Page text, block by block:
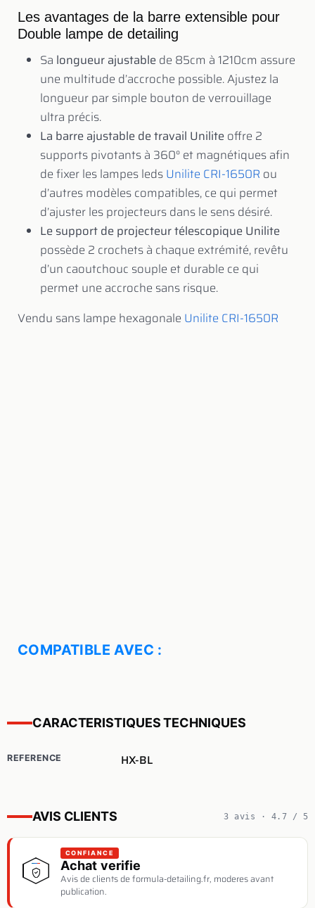
Les avantages de la barre extensible pour
Double lampe de detailing
Sa longueur ajustablede 85cm à 1210cm assure
une multitude d’accroche possible. Ajustez la
longueur par simple bouton de verrouillage
ultra précis.
La barre ajustable de travail Uniliteoffre 2
supports pivotants à 360° et magnétiques afin
de fixer les lampes ledsUnilite CRI-1650R ou
d’autres modèles compatibles, ce qui permet
d’ajuster les projecteurs dans le sens désiré.
Le support de projecteur télescopique Unilite
possède 2 crochets à chaque extrémité, revêtu
d’un caoutchouc souple et durable ce qui
permet une accroche sans risque.
Vendu sans lampe hexagonale Unilite CRI-1650R
COMPATIBLE AVEC :
CARACTERISTIQUES TECHNIQUES
REFERENCE HX-BL
AVIS CLIENTS 3 avis · 4.7 / 5
CONFIANCE
Achat verifie
Avis de clients de formula-detailing.fr, moderes avant
publication.